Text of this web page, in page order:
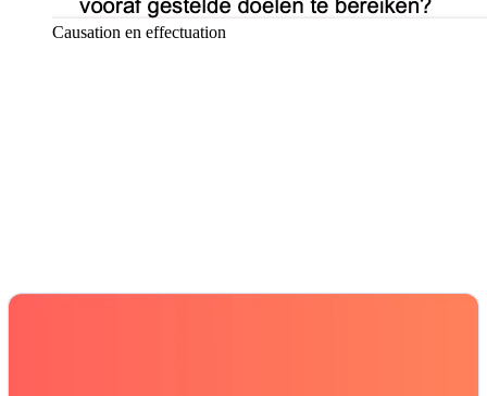
Causation en effectuation